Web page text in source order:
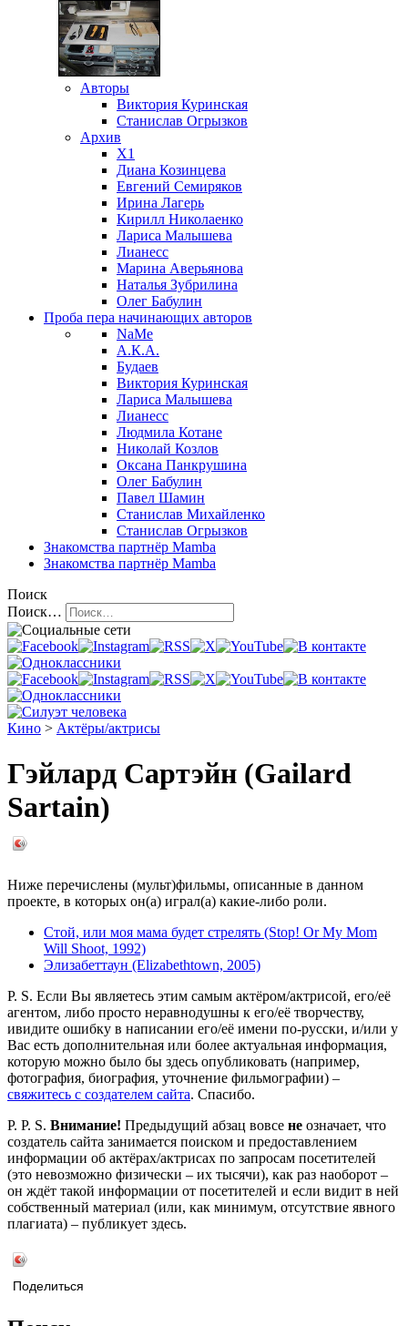
Авторы
Виктория Куринская
Станислав Огрызков
Архив
X1
Диана Козинцева
Евгений Семиряков
Ирина Лагерь
Кирилл Николаенко
Лариса Малышева
Лианесс
Марина Аверьянова
Наталья Зубрилина
Олег Бабулин
Проба пера начинающих авторов
NaMe
А.К.А.
Будаев
Виктория Куринская
Лариса Малышева
Лианесс
Людмила Котане
Николай Козлов
Оксана Панкрушина
Олег Бабулин
Павел Шамин
Станислав Михайленко
Станислав Огрызков
Знакомства партнёр Mamba
Знакомства партнёр Mamba
Поиск
Поиск…
Кино > Актёры/актрисы
Гэйлард Сартэйн (Gailard
Sartain)
Ниже перечислены (мульт)фильмы, описанные в данном
проекте, в которых он(а) играл(а) какие-либо роли.
Стой, или моя мама будет стрелять (Stop! Or My Mom
Will Shoot, 1992)
Элизабеттаун (Elizabethtown, 2005)
P. S. Если Вы являетесь этим самым актёром/актрисой, его/её
агентом, либо просто неравнодушны к его/её творчеству,
ивидите ошибку в написании его/её имени по-русски, и/или у
Вас есть дополнительная или более актуальная информация,
которую можно было бы здесь опубликовать (например,
фотография, биография, уточнение фильмографии) –
свяжитесь с создателем сайта. Спасибо.
P. P. S. Внимание! Предыдущий абзац вовсе не означает, что
создатель сайта занимается поиском и предоставлением
информации об актёрах/актрисах по запросам посетителей
(это невозможно физически – их тысячи), как раз наоборот –
он ждёт такой информации от посетителей и если видит в ней
собственный материал (или, как минимум, отсутствие явного
плагиата) – публикует здесь.
Поделиться